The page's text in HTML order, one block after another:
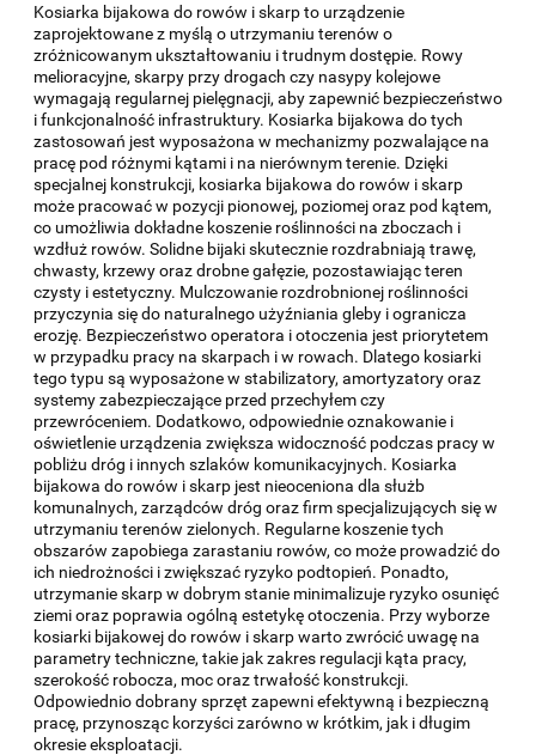
Kosiarka bijakowa do rowów i skarp to urządzenie
zaprojektowane z myślą o utrzymaniu terenów o
zróżnicowanym ukształtowaniu i trudnym dostępie. Rowy
melioracyjne, skarpy przy drogach czy nasypy kolejowe
wymagają regularnej pielęgnacji, aby zapewnić bezpieczeństwo
i funkcjonalność infrastruktury. Kosiarka bijakowa do tych
zastosowań jest wyposażona w mechanizmy pozwalające na
pracę pod różnymi kątami i na nierównym terenie. Dzięki
specjalnej konstrukcji, kosiarka bijakowa do rowów i skarp
może pracować w pozycji pionowej, poziomej oraz pod kątem,
co umożliwia dokładne koszenie roślinności na zboczach i
wzdłuż rowów. Solidne bijaki skutecznie rozdrabniają trawę,
chwasty, krzewy oraz drobne gałęzie, pozostawiając teren
czysty i estetyczny. Mulczowanie rozdrobnionej roślinności
przyczynia się do naturalnego użyźniania gleby i ogranicza
erozję. Bezpieczeństwo operatora i otoczenia jest priorytetem
w przypadku pracy na skarpach i w rowach. Dlatego kosiarki
tego typu są wyposażone w stabilizatory, amortyzatory oraz
systemy zabezpieczające przed przechyłem czy
przewróceniem. Dodatkowo, odpowiednie oznakowanie i
oświetlenie urządzenia zwiększa widoczność podczas pracy w
pobliżu dróg i innych szlaków komunikacyjnych. Kosiarka
bijakowa do rowów i skarp jest nieoceniona dla służb
komunalnych, zarządców dróg oraz firm specjalizujących się w
utrzymaniu terenów zielonych. Regularne koszenie tych
obszarów zapobiega zarastaniu rowów, co może prowadzić do
ich niedrożności i zwiększać ryzyko podtopień. Ponadto,
utrzymanie skarp w dobrym stanie minimalizuje ryzyko osunięć
ziemi oraz poprawia ogólną estetykę otoczenia. Przy wyborze
kosiarki bijakowej do rowów i skarp warto zwrócić uwagę na
parametry techniczne, takie jak zakres regulacji kąta pracy,
szerokość robocza, moc oraz trwałość konstrukcji.
Odpowiednio dobrany sprzęt zapewni efektywną i bezpieczną
pracę, przynosząc korzyści zarówno w krótkim, jak i długim
okresie eksploatacji.